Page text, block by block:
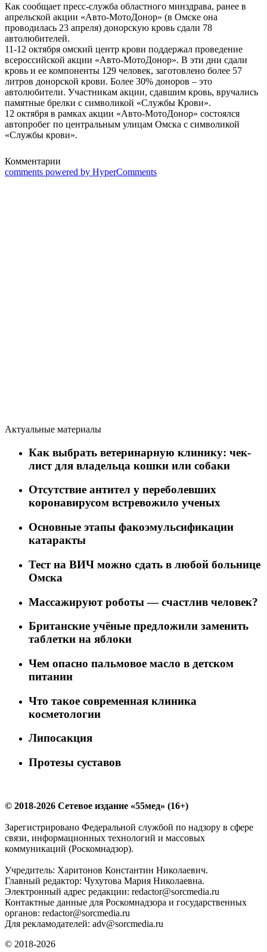
Как сообщает пресс-служба областного минздрава, ранее в
апрельской акции «Авто-МотоДонор» (в Омске она
проводилась 23 апреля) донорскую кровь сдали 78
автолюбителей.
11-12 октября омский центр крови поддержал проведение
всероссийской акции «Авто-МотоДонор». В эти дни сдали
кровь и ее компоненты 129 человек, заготовлено более 57
литров донорской крови. Более 30% доноров – это
автолюбители. Участникам акции, сдавшим кровь, вручались
памятные брелки с символикой «Службы Крови».
12 октября в рамках акции «Авто-МотоДонор» состоялся
автопробег по центральным улицам Омска с символикой
«Службы крови».
Комментарии
comments powered by HyperComments
Актуальные материалы
Как выбрать ветеринарную клинику: чек-
лист для владельца кошки или собаки
Отсутствие антител у переболевших
коронавирусом встревожило ученых
Основные этапы факоэмульсификации
катаракты
Тест на ВИЧ можно сдать в любой больнице
Омска
Массажируют роботы — счастлив человек?
Британские учёные предложили заменить
таблетки на яблоки
Чем опасно пальмовое масло в детском
питании
Что такое современная клиника
косметологии
Липосакция
Протезы суставов
© 2018-2026 Сетевое издание «55мед» (16+)
Зарегистрировано Федеральной службой по надзору в сфере
связи, информационных технологий и массовых
коммуникаций (Роскомнадзор).
Учредитель: Харитонов Константин Николаевич.
Главный редактор: Чухутова Мария Николаевна.
Электронный адрес редакции: redactor@sorcmedia.ru
Контактные данные для Роскомнадзора и государственных
органов: redactor@sorcmedia.ru
Для рекламодателей: adv@sorcmedia.ru
© 2018-2026